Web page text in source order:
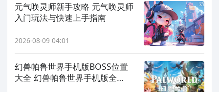
元气唤灵师新手攻略 元气唤灵师
入门玩法与快速上手指南
2026-08-09 04:01
幻兽帕鲁世界手机版BOSS位置
大全 幻兽帕鲁世界手机版全